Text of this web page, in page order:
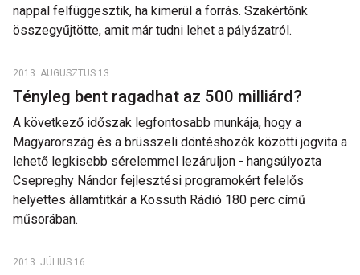
nappal felfüggesztik, ha kimerül a forrás. Szakértőnk
összegyűjtötte, amit már tudni lehet a pályázatról.
2013. AUGUSZTUS 13.
Tényleg bent ragadhat az 500 milliárd?
A következő időszak legfontosabb munkája, hogy a
Magyarország és a brüsszeli döntéshozók közötti jogvita a
lehető legkisebb sérelemmel lezáruljon - hangsúlyozta
Csepreghy Nándor fejlesztési programokért felelős
helyettes államtitkár a Kossuth Rádió 180 perc című
műsorában.
2013. JÚLIUS 16.